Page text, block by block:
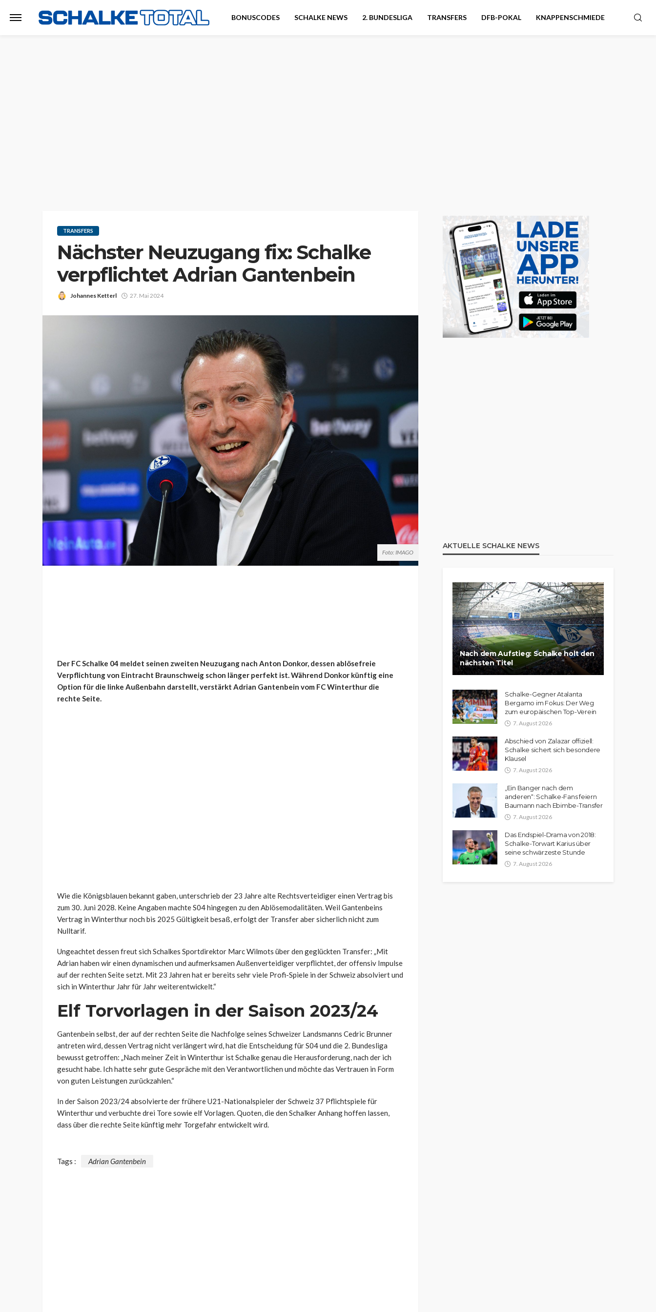
BONUSCODES SCHALKE NEWS 2. BUNDESLIGA TRANSFERS DFB-POKAL KNAPPENSCHMIEDE
TRANSFERS
Nächster Neuzugang fix: Schalke
verpflichtet Adrian Gantenbein
Johannes Ketterl 27. Mai 2024
Foto: IMAGO
Der FC Schalke 04 meldet seinen zweiten Neuzugang nach Anton Donkor, dessen ablösefreie
Verpflichtung von Eintracht Braunschweig schon länger perfekt ist. Während Donkor künftig eine
Option für die linke Außenbahn darstellt, verstärkt Adrian Gantenbein vom FC Winterthur die
rechte Seite.
Wie die Königsblauen bekannt gaben, unterschrieb der 23 Jahre alte Rechtsverteidiger einen Vertrag bis
zum 30. Juni 2028. Keine Angaben machte S04 hingegen zu den Ablösemodalitäten. Weil Gantenbeins
Vertrag in Winterthur noch bis 2025 Gültigkeit besaß, erfolgt der Transfer aber sicherlich nicht zum
Nulltarif.
Ungeachtet dessen freut sich Schalkes Sportdirektor Marc Wilmots über den geglückten Transfer: „Mit
Adrian haben wir einen dynamischen und aufmerksamen Außenverteidiger verpflichtet, der offensiv Impulse
auf der rechten Seite setzt. Mit 23 Jahren hat er bereits sehr viele Profi-Spiele in der Schweiz absolviert und
sich in Winterthur Jahr für Jahr weiterentwickelt.“
Elf Torvorlagen in der Saison 2023/24
Gantenbein selbst, der auf der rechten Seite die Nachfolge seines Schweizer Landsmanns Cedric Brunner
antreten wird, dessen Vertrag nicht verlängert wird, hat die Entscheidung für S04 und die 2. Bundesliga
bewusst getroffen: „Nach meiner Zeit in Winterthur ist Schalke genau die Herausforderung, nach der ich
gesucht habe. Ich hatte sehr gute Gespräche mit den Verantwortlichen und möchte das Vertrauen in Form
von guten Leistungen zurückzahlen.“
In der Saison 2023/24 absolvierte der frühere U21-Nationalspieler der Schweiz 37 Pflichtspiele für
Winterthur und verbuchte drei Tore sowie elf Vorlagen. Quoten, die den Schalker Anhang hoffen lassen,
dass über die rechte Seite künftig mehr Torgefahr entwickelt wird.
Tags : Adrian Gantenbein
AKTUELLE SCHALKE NEWS
Nach dem Aufstieg: Schalke holt den
nächsten Titel
Schalke-Gegner Atalanta
Bergamo im Fokus: Der Weg
zum europäischen Top-Verein
7. August 2026
Abschied von Zalazar offiziell:
Schalke sichert sich besondere
Klausel
7. August 2026
„Ein Banger nach dem
anderen“: Schalke-Fans feiern
Baumann nach Ebimbe-Transfer
7. August 2026
Das Endspiel-Drama von 2018:
Schalke-Torwart Karius über
seine schwärzeste Stunde
7. August 2026